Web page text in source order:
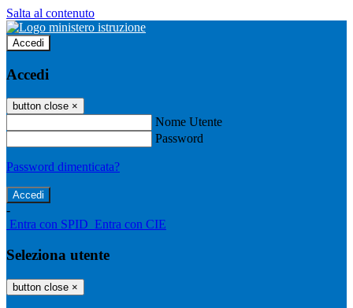
Salta al contenuto
Accedi
Accedi
button close ×
Nome Utente
Password
Password dimenticata?
-
Entra con SPID Entra con CIE
Seleziona utente
button close ×